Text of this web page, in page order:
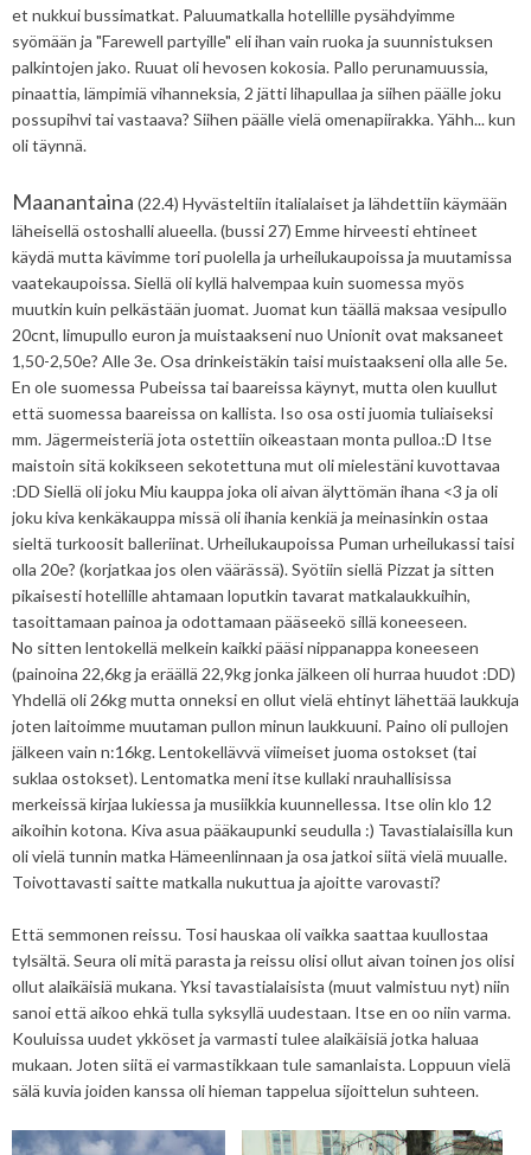
et nukkui bussimatkat. Paluumatkalla hotellille pysähdyimme
syömään ja "Farewell partyille" eli ihan vain ruoka ja suunnistuksen
palkintojen jako. Ruuat oli hevosen kokosia. Pallo perunamuussia,
pinaattia, lämpimiä vihanneksia, 2 jätti lihapullaa ja siihen päälle joku
possupihvi tai vastaava? Siihen päälle vielä omenapiirakka. Yähh... kun
oli täynnä.
Maanantaina (22.4) Hyvästeltiin italialaiset ja lähdettiin käymään
läheisellä ostoshalli alueella. (bussi 27) Emme hirveesti ehtineet
käydä mutta kävimme tori puolella ja urheilukaupoissa ja muutamissa
vaatekaupoissa. Siellä oli kyllä halvempaa kuin suomessa myös
muutkin kuin pelkästään juomat. Juomat kun täällä maksaa vesipullo
20cnt, limupullo euron ja muistaakseni nuo Unionit ovat maksaneet
1,50-2,50e? Alle 3e. Osa drinkeistäkin taisi muistaakseni olla alle 5e.
En ole suomessa Pubeissa tai baareissa käynyt, mutta olen kuullut
että suomessa baareissa on kallista. Iso osa osti juomia tuliaiseksi
mm. Jägermeisteriä jota ostettiin oikeastaan monta pulloa.:D Itse
maistoin sitä kokikseen sekotettuna mut oli mielestäni kuvottavaa
:DD Siellä oli joku Miu kauppa joka oli aivan älyttömän ihana <3 ja oli
joku kiva kenkäkauppa missä oli ihania kenkiä ja meinasinkin ostaa
sieltä turkoosit balleriinat. Urheilukaupoissa Puman urheilukassi taisi
olla 20e? (korjatkaa jos olen väärässä). Syötiin siellä Pizzat ja sitten
pikaisesti hotellille ahtamaan loputkin tavarat matkalaukkuihin,
tasoittamaan painoa ja odottamaan pääseekö sillä koneeseen.
No sitten lentokellä melkein kaikki pääsi nippanappa koneeseen
(painoina 22,6kg ja eräällä 22,9kg jonka jälkeen oli hurraa huudot :DD)
Yhdellä oli 26kg mutta onneksi en ollut vielä ehtinyt lähettää laukkuja
joten laitoimme muutaman pullon minun laukkuuni. Paino oli pullojen
jälkeen vain n:16kg. Lentokellävvä viimeiset juoma ostokset (tai
suklaa ostokset). Lentomatka meni itse kullaki nrauhallisissa
merkeissä kirjaa lukiessa ja musiikkia kuunnellessa. Itse olin klo 12
aikoihin kotona. Kiva asua pääkaupunki seudulla :) Tavastialaisilla kun
oli vielä tunnin matka Hämeenlinnaan ja osa jatkoi siitä vielä muualle.
Toivottavasti saitte matkalla nukuttua ja ajoitte varovasti?
Että semmonen reissu. Tosi hauskaa oli vaikka saattaa kuullostaa
tylsältä. Seura oli mitä parasta ja reissu olisi ollut aivan toinen jos olisi
ollut alaikäisiä mukana. Yksi tavastialaisista (muut valmistuu nyt) niin
sanoi että aikoo ehkä tulla syksyllä uudestaan. Itse en oo niin varma.
Kouluissa uudet ykköset ja varmasti tulee alaikäisiä jotka haluaa
mukaan. Joten siitä ei varmastikkaan tule samanlaista. Loppuun vielä
sälä kuvia joiden kanssa oli hieman tappelua sijoittelun suhteen.